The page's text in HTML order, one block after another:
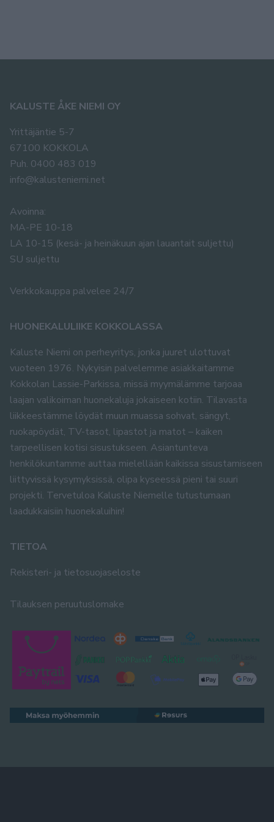
KALUSTE ÅKE NIEMI OY
Yrittäjäntie 5-7
67100 KOKKOLA
Puh. 0400 483 019
info@kalusteniemi.net
Avoinna:
MA-PE 10-18
LA 10-15 (kesä- ja heinäkuun ajan lauantait suljettu)
SU suljettu
Verkkokauppa palvelee 24/7
HUONEKALULIIKE KOKKOLASSA
Kaluste Niemi on perheyritys, jonka juuret ulottuvat
vuoteen 1976. Nykyisin palvelemme asiakkaitamme
Kokkolan Lassie-Parkissa, missä myymälämme tarjoaa
laajan valikoiman huonekaluja jokaiseen kotiin. Tilavasta
liikkeestämme löydät muun muassa sohvat, sängyt,
ruokapöydät, TV-tasot, lipastot ja matot – kaiken
tarpeellisen kotisi sisustukseen. Asiantunteva
henkilökuntamme auttaa mielellään kaikissa sisustamiseen
liittyvissä kysymyksissä, olipa kyseessä pieni tai suuri
projekti. Tervetuloa Kaluste Niemelle tutustumaan
laadukkaisiin huonekaluihin!
TIETOA
Rekisteri- ja tietosuojaseloste
Tilauksen peruutuslomake